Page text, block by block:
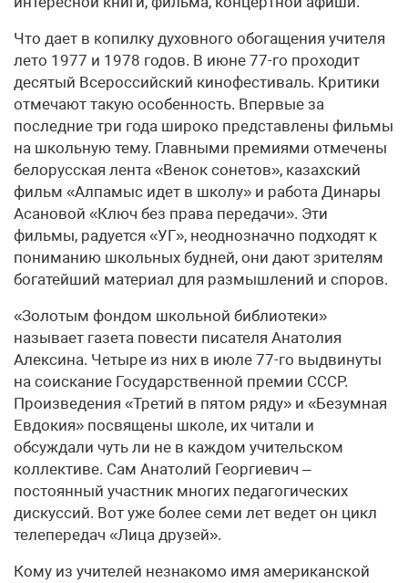
Что дает в копилку духовного обогащения учителя
лето 1977 и 1978 годов. В июне 77-го проходит
десятый Всероссийский кинофестиваль. Критики
отмечают такую особенность. Впервые за
последние три года широко представлены фильмы
на школьную тему. Главными премиями отмечены
белорусская лента «Венок сонетов», казахский
фильм «Алпамыс идет в школу» и работа Динары
Асановой «Ключ без права передачи». Эти
фильмы, радуется «УГ», неоднозначно подходят к
пониманию школьных будней, они дают зрителям
богатейший материал для размышлений и споров.
«Золотым фондом школьной библиотеки»
называет газета повести писателя Анатолия
Алексина. Четыре из них в июле 77-го выдвинуты
на соискание Государственной премии СССР.
Произведения «Третий в пятом ряду» и «Безумная
Евдокия» посвящены школе, их читали и
обсуждали чуть ли не в каждом учительском
коллективе. Сам Анатолий Георгиевич –
постоянный участник многих педагогических
дискуссий. Вот уже более семи лет ведет он цикл
телепередач «Лица друзей».
Кому из учителей незнакомо имя американской